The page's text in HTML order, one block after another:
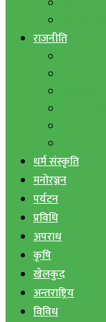
राजनीति
धर्म संस्कृति
मनोरञ्जन
पर्यटन
प्रविधि
अपराध
कृषि
खेलकुद
अन्तराष्ट्रिय
विविध